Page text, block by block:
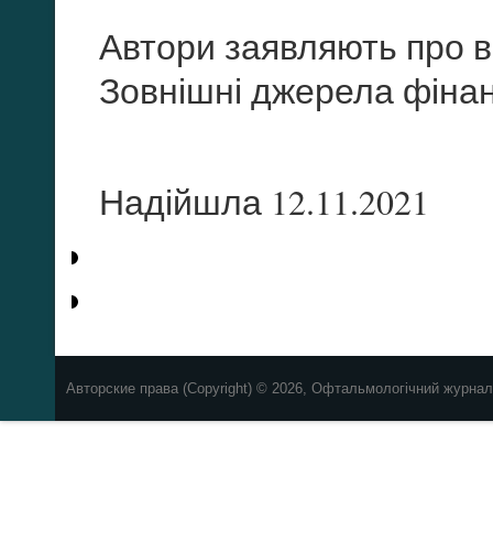
Автори заявляють про
Зовнішні джерела
Надійшла 12.11.2021
Авторские права (Copyright) © 2026, Офтальмологічний